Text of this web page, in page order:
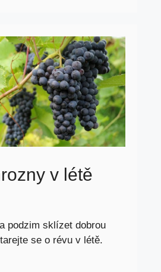
v létě
podzim sklízet dobrou
se o révu v létě.